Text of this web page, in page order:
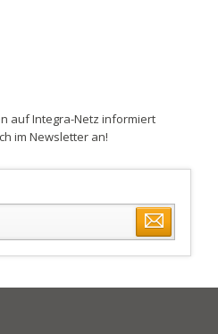
auf Integra-Netz informiert
im Newsletter an!